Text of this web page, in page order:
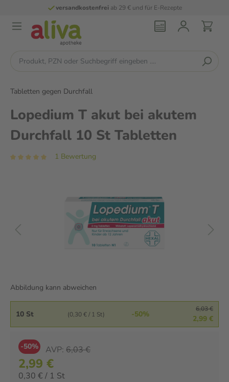
versandkostenfreiab 29 € und für E-Rezepte
Tabletten gegen Durchfall
Lopedium T akut bei akutem
Durchfall 10 St Tabletten
1 Bewertung
Abbildung kann abweichen
10 St (0,30 € / 1 St) -50%
6,03 €
2,99 €
-50% AVP: 6,03 €
2,99 €
0,30 € / 1 St